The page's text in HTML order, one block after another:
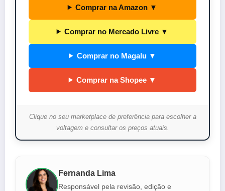
Comprar na Amazon ▼
Comprar no Mercado Livre ▼
Comprar no Magalu ▼
Comprar na Shopee ▼
Clique no seu marketplace de preferência para escolher a
voltagem e consultar os preços atuais.
Fernanda Lima
Responsável pela revisão, edição e